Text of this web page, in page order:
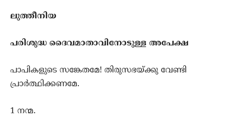
ലുത്തീനിയ
പരിശുദ്ധ ദൈവമാതാവിനോടുള്ള അപേക്ഷ
പാപികളുടെ സങ്കേതമേ! തിരുസഭയ്ക്കു വേണ്ടി
പ്രാര്‍ത്ഥിക്കണമേ.
1 നന്മ.